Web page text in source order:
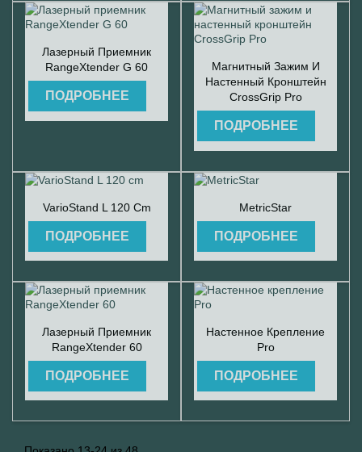
Быстрый просмотр
Лазерный Приемник
RangeXtender G 60
ПОДРОБНЕЕ
Быстрый просмотр
Магнитный Зажим И
Настенный Кронштейн
CrossGrip Pro
ПОДРОБНЕЕ
Быстрый просмотр
VarioStand L 120 Cm
ПОДРОБНЕЕ
Быстрый просмотр
MetricStar
ПОДРОБНЕЕ
Быстрый просмотр
Лазерный Приемник
RangeXtender 60
ПОДРОБНЕЕ
Быстрый просмотр
Настенное Крепление
Pro
ПОДРОБНЕЕ